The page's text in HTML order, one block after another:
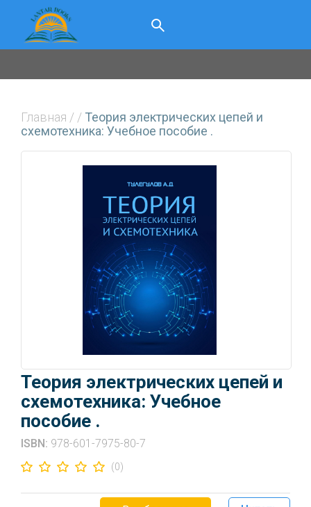
Главная / / Теория электрических цепей и
схемотехника: Учебное пособие .
Теория электрических цепей и
схемотехника: Учебное
пособие .
ISBN: 978-601-7975-80-7
(0)